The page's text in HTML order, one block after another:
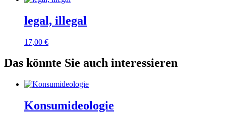
legal, illegal
17,00 €
Das könnte Sie auch interessieren
Konsumideologie